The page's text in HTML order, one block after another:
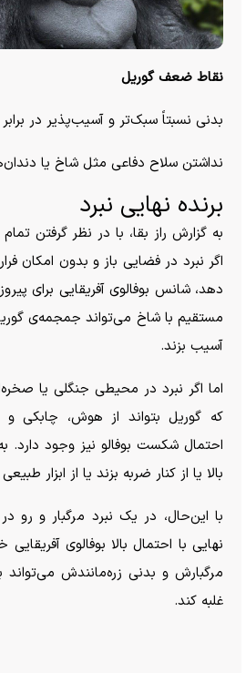
نقاط ضعف گوریل
بدنی نسبتاً سبک‌تر و آسیب‌پذیر در
نداشتن سلاح دفاعی مثل شاخ یا
برنده نهایی نبرد
به گزارش راز بقا، با در نظر گرفتن
اگر نبرد در فضایی باز و بدون امکان
دهد، شانس بوفالوی آفریقایی برای
مستقیم با شاخ می‌تواند جمجمه‌ی
آسیب بزند.
اما اگر نبرد در محیطی جنگلی یا
که گوریل بتواند از هوش، چابکی و
احتمال شکست بوفالو نیز وجود دارد. به
بالا یا از کنار ضربه بزند یا از ابزار
با این‌حال، در یک نبرد مرگبار و رو
نهایی با احتمال بالا بوفالوی
مرگبارش و بدنی زره‌مانندش می‌تواند
غلبه کند.